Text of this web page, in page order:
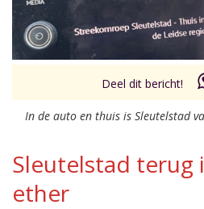
Deel dit bericht!
In de auto en thuis is Sleutelstad
Sleutelstad terug
ether